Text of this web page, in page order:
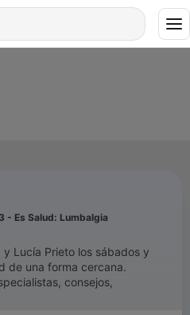
- Es Salud: Lumbalgia
Lucía Prieto los sábados y
de una forma cercana.
consejos,